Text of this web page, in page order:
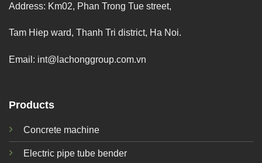
Address: Km02, Phan Trong Tue street,
Tam Hiep ward, Thanh Tri district, Ha Noi.
Email: int@lachonggroup.com.vn
Products
Concrete machine
Electric pipe tube bender